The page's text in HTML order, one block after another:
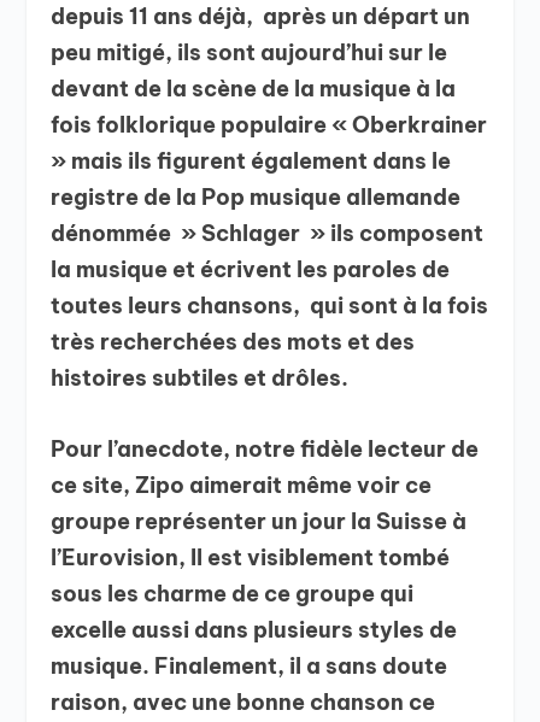
depuis 11 ans déjà, après un départ un
peu mitigé, ils sont aujourd’hui sur le
devant de la scène de la musique à la
fois folklorique populaire « Oberkrainer
» mais ils figurent également dans le
registre de la Pop musique allemande
dénommée » Schlager » ils composent
la musique et écrivent les paroles de
toutes leurs chansons, qui sont à la fois
très recherchées des mots et des
histoires subtiles et drôles.
Pour l’anecdote, notre fidèle lecteur de
ce site, Zipo aimerait même voir ce
groupe représenter un jour la Suisse à
l’Eurovision, Il est visiblement tombé
sous les charme de ce groupe qui
excelle aussi dans plusieurs styles de
musique. Finalement, il a sans doute
raison, avec une bonne chanson ce